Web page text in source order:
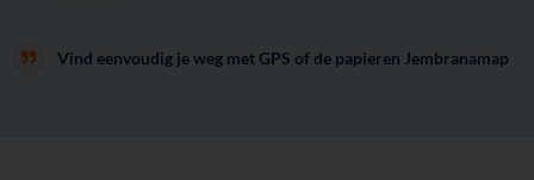
Vind eenvoudig je weg met GPS of de papieren Jembranamap